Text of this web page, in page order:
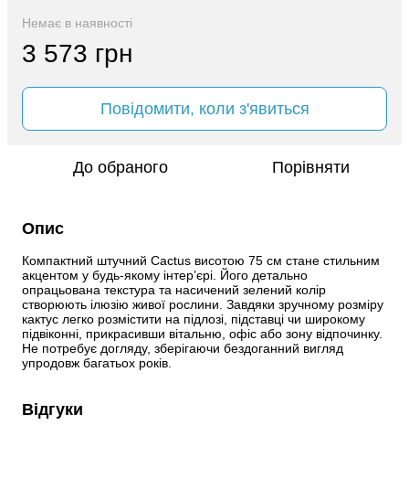
Немає в наявності
3 573 грн
Повідомити, коли з'явиться
До обраного Порівняти
Опис
Компактний штучний Cactus висотою 75 см стане стильним
акцентом у будь-якому інтер’єрі. Його детально
опрацьована текстура та насичений зелений колір
створюють ілюзію живої рослини. Завдяки зручному розміру
кактус легко розмістити на підлозі, підставці чи широкому
підвіконні, прикрасивши вітальню, офіс або зону відпочинку.
Не потребує догляду, зберігаючи бездоганний вигляд
упродовж багатьох років.
Відгуки